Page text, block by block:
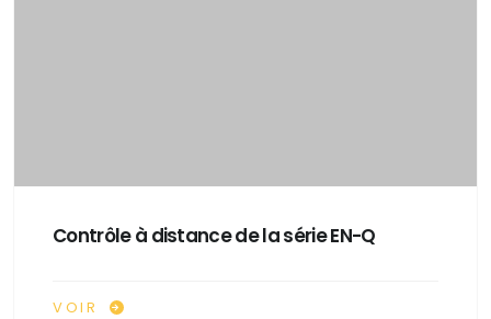
Contrôle à distance de la série EN-Q
VOIR